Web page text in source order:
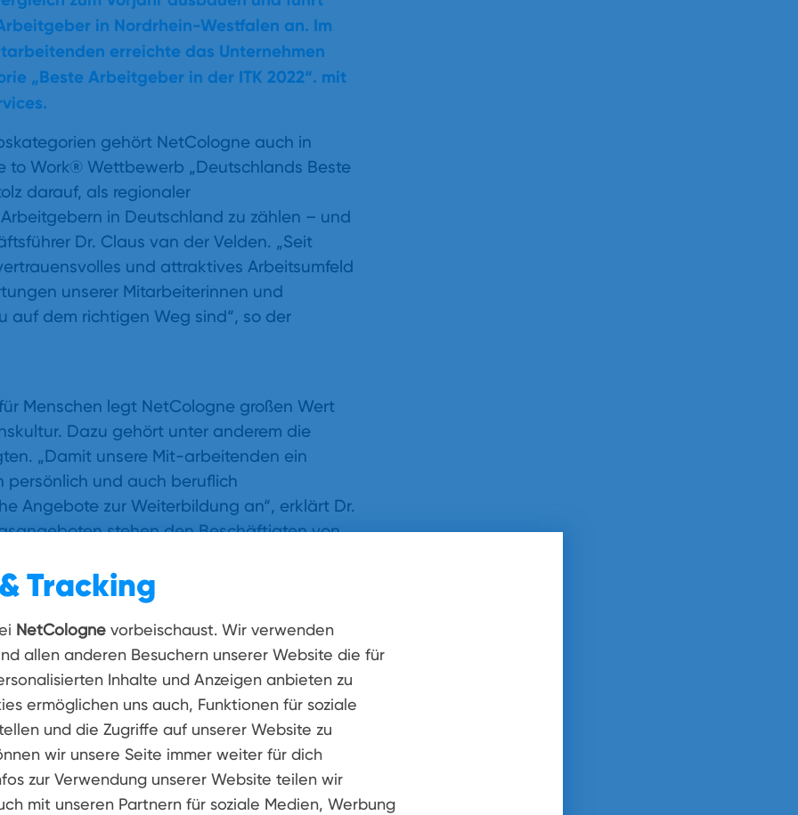
Tracking
NetCologne vorbeischaust. Wir verwenden
allen anderen Besuchern unserer Website die für
Inhalte und Anzeigen anbieten zu
ermöglichen uns auch, Funktionen für soziale
und die Zugriffe auf unserer Website zu
wir unsere Seite immer weiter für dich
zur Verwendung unserer Website teilen wir
mit unseren Partnern für soziale Medien, Werbung
in Nordrhein-Westfalen an. Im
erreichte das Unternehmen
„Beste Arbeitgeber in der ITK 2022“. mit
gehört NetCologne auch in
to Work® Wettbewerb „Deutschlands Beste
darauf, als regionaler
in Deutschland zu zählen – und
Dr. Claus van der Velden. „Seit
und attraktives Arbeitsumfeld
unserer Mitarbeiterinnen und
auf dem richtigen Weg sind“, so der
Menschen legt NetCologne großen Wert
Dazu gehört unter anderem die
„Damit unsere Mit-arbeitenden ein
persönlich und auch beruflich
Angebote zur Weiterbildung an“, erklärt Dr.
stehen den Beschäftigten von
Webinare und digitale Trainings zur
absolvieren regelmäßig analoge und
ist für NetCologne eine wichtige
im Unternehmen rundum wohl fühlen.
unterstützt zum Beispiel dabei, eine
zu organisieren. Auch Coachings bei
zählen zu den
und Mitarbeiter jederzeit in